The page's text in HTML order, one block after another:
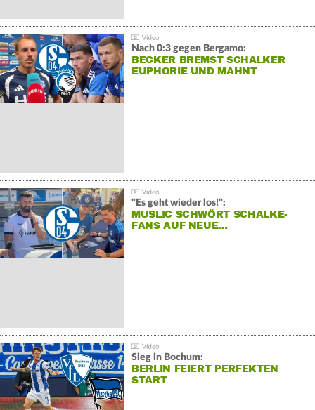
Nach 0:3 gegen Bergamo:
BECKER BREMST SCHALKER
EUPHORIE UND MAHNT
"Es geht wieder los!":
MUSLIC SCHWÖRT SCHALKE-
FANS AUF NEUE…
Sieg in Bochum:
BERLIN FEIERT PERFEKTEN
START